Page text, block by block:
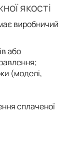
якості
виробничий
або
(моделі,
сплаченої